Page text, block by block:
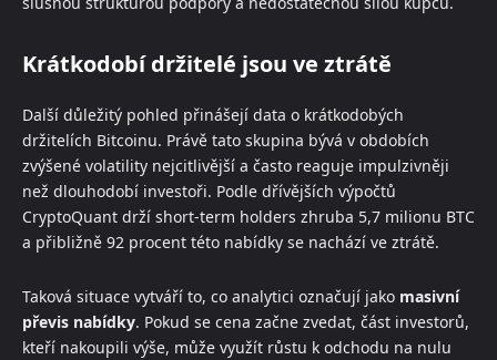
Krátkodobí držitelé jsou ve ztrátě
Další důležitý pohled přinášejí data o krátkodobých
držitelích Bitcoinu. Právě tato skupina bývá v obdobích
zvýšené volatility nejcitlivější a často reaguje impulzivněji
než dlouhodobí investoři. Podle dřívějších výpočtů
CryptoQuant drží short-term holders zhruba 5,7 milionu BTC
a přibližně 92 procent této nabídky se nachází ve ztrátě.
Taková situace vytváří to, co analytici označují jako masivní
převis nabídky. Pokud se cena začne zvedat, část investorů,
kteří nakoupili výše, může využít růstu k odchodu na nulu